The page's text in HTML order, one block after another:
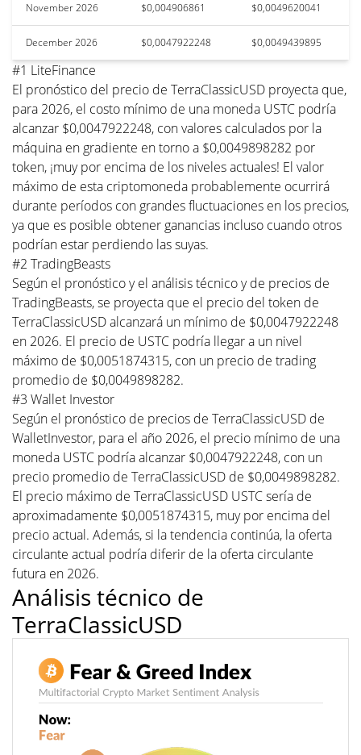
November 2026 $0,004906861 $0,0049620041
December 2026 $0,0047922248 $0,0049439895
#1 LiteFinance
El pronóstico del precio de TerraClassicUSD proyecta que,
para 2026, el costo mínimo de una moneda USTC podría
alcanzar $0,0047922248, con valores calculados por la
máquina en gradiente en torno a $0,0049898282 por
token, ¡muy por encima de los niveles actuales! El valor
máximo de esta criptomoneda probablemente ocurrirá
durante períodos con grandes fluctuaciones en los precios,
ya que es posible obtener ganancias incluso cuando otros
podrían estar perdiendo las suyas.
#2 TradingBeasts
Según el pronóstico y el análisis técnico y de precios de
TradingBeasts, se proyecta que el precio del token de
TerraClassicUSD alcanzará un mínimo de $0,0047922248
en 2026. El precio de USTC podría llegar a un nivel
máximo de $0,0051874315, con un precio de trading
promedio de $0,0049898282.
#3 Wallet Investor
Según el pronóstico de precios de TerraClassicUSD de
WalletInvestor, para el año 2026, el precio mínimo de una
moneda USTC podría alcanzar $0,0047922248, con un
precio promedio de TerraClassicUSD de $0,0049898282.
El precio máximo de TerraClassicUSD USTC sería de
aproximadamente $0,0051874315, muy por encima del
precio actual. Además, si la tendencia continúa, la oferta
circulante actual podría diferir de la oferta circulante
futura en 2026.
Análisis técnico de
TerraClassicUSD